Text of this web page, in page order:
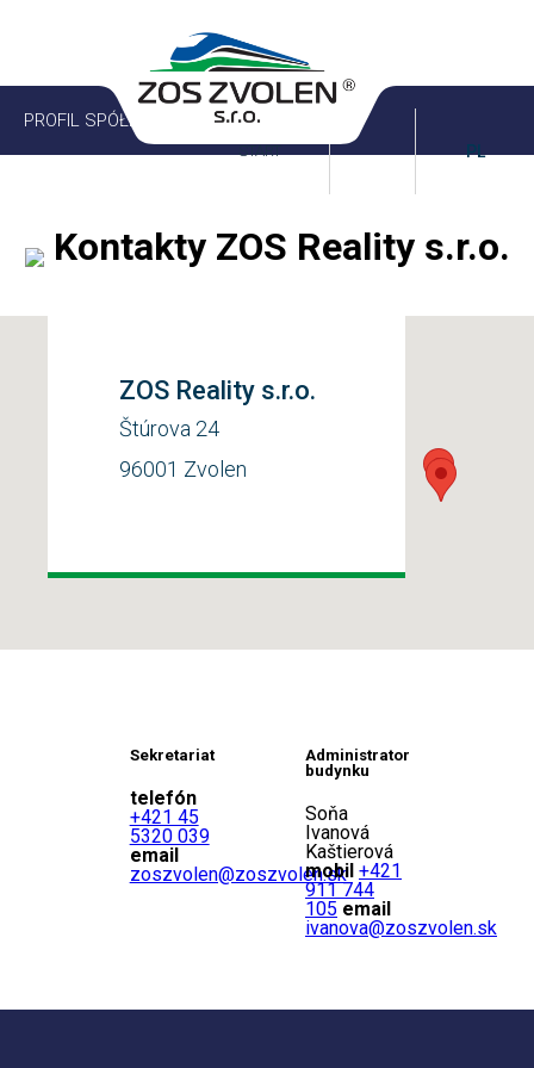
START PL
PROFIL SPÓŁKI OFERTA I USŁUGI
ŁĄCZNOŚĆ
Kontakty ZOS Reality s.r.o.
ZOS Reality s.r.o.
Štúrova 24
96001 Zvolen
Sekretariat
telefón
+421 45
5320 039
email
zoszvolen@zoszvolen.sk
Administrator
budynku
Soňa
Ivanová
Kaštierová
mobil +421
911 744
105 email
ivanova@zoszvolen.sk